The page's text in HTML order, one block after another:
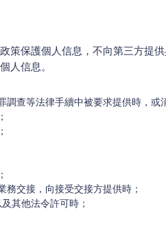
策保護個人信息，不向第三方提
人信息。
調查等法律手續中被要求提供時，或
交接，向接受交接方提供時；
其他法令許可時；